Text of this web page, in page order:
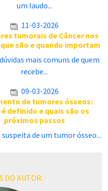
um laudo...
11-03-2026
tumorais de Câncer nos
são e quando importam
mais comuns de quem
recebe...
09-03-2026
de tumores ósseos:
definido e quais são os
próximos passos
suspeita de um tumor ósseo...
DO AUTOR: